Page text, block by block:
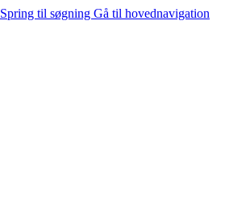
Spring til søgning Gå til hovednavigation